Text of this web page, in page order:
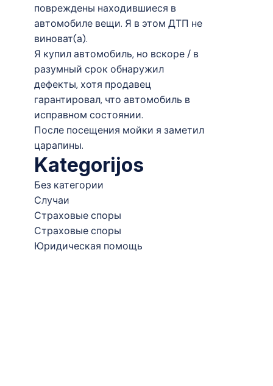
повреждены находившиеся в
автомобиле вещи. Я в этом ДТП не
виноват(а).
Я купил автомобиль, но вскоре / в
разумный срок обнаружил
дефекты, хотя продавец
гарантировал, что автомобиль в
исправном состоянии.
После посещения мойки я заметил
царапины.
Kategorijos
Без категории
Случаи
Страховые споры
Страховые споры
Юридическая помощь